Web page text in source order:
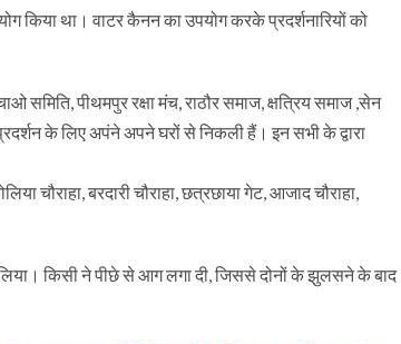
किया था। वाटर कैनन का उपयोग करके प्रदर्शनारियों को
पीथमपुर रक्षा मंच, राठौर समाज, क्षत्रिय समाज ,सेन
के लिए अपंने अपने घरों से निकली हैं। इन सभी के द्वारा
चौराहा, बरदारी चौराहा, छत्रछाया गेट, आजाद चौराहा,
किसी ने पीछे से आग लगा दी, जिससे दोनों के झुलसने के बाद